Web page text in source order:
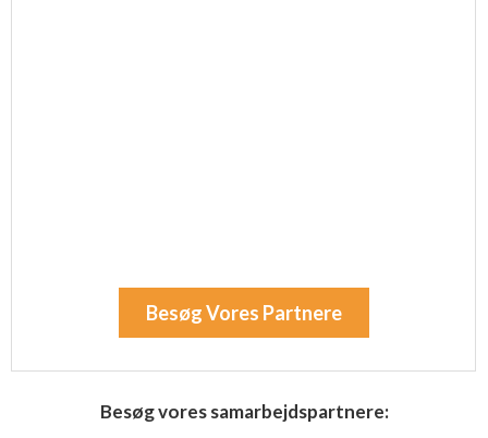
Besøg Vores Partnere
Besøg vores samarbejdspartnere: